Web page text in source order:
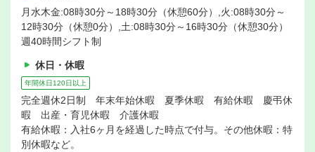
月水木金:08時30分～18時30分（休憩60分）,火:08時30分～
12時30分（休憩0分）,土:08時30分～16時30分（休憩30分）
週40時間シフト制
休日・休暇
年間休日120日以上
完全週休2日制 年末年始休暇 夏季休暇 有給休暇 慶弔休
暇 出産・育児休暇 介護休暇
有給休暇：入社6ヶ月を経過した時点で付与。その他休暇：特
別休暇など。